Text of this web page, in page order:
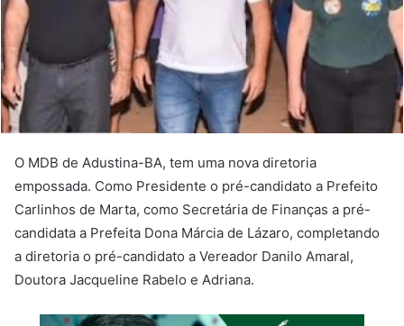
O MDB de Adustina-BA, tem uma nova diretoria
empossada. Como Presidente o pré-candidato a Prefeito
Carlinhos de Marta, como Secretária de Finanças a pré-
candidata a Prefeita Dona Márcia de Lázaro, completando
a diretoria o pré-candidato a Vereador Danilo Amaral,
Doutora Jacqueline Rabelo e Adriana.